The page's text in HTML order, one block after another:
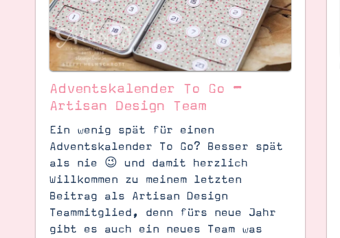
Adventskalender To Go –
Artisan Design Team
Ein wenig spät für einen
Adventskalender To Go? Besser spät
als nie 😉 und damit herzlich
Willkommen zu meinem letzten
Beitrag als Artisan Design
Teammitglied, denn fürs neue Jahr
gibt es auch ein neues Team was